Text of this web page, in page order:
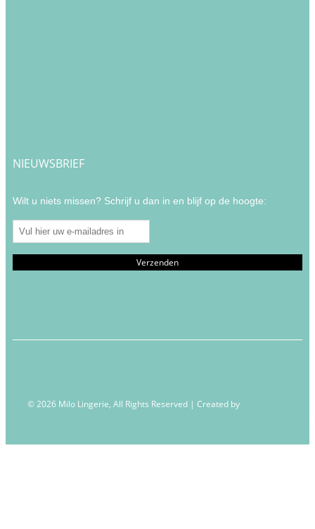
NIEUWSBRIEF
Wilt u niets missen? Schrijf u dan in en blijf op de hoogte:
© 2026 Milo Lingerie, All Rights Reserved | Created by